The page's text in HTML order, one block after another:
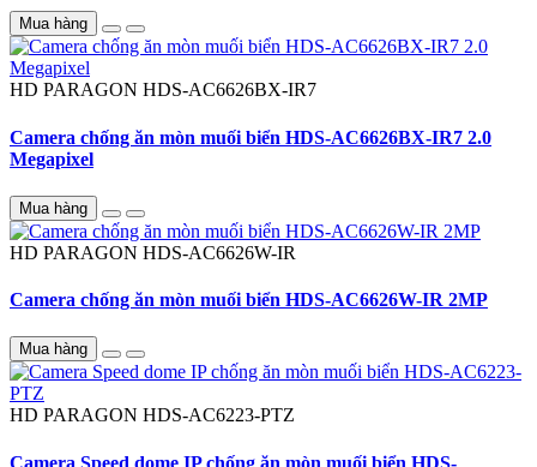
Mua hàng
HD PARAGON HDS-AC6626BX-IR7
Camera chống ăn mòn muối biển HDS-AC6626BX-IR7 2.0
Megapixel
Mua hàng
HD PARAGON HDS-AC6626W-IR
Camera chống ăn mòn muối biển HDS-AC6626W-IR 2MP
Mua hàng
HD PARAGON HDS-AC6223-PTZ
Camera Speed dome IP chống ăn mòn muối biển HDS-